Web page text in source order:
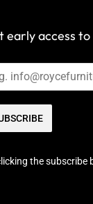
early access
the subscribe